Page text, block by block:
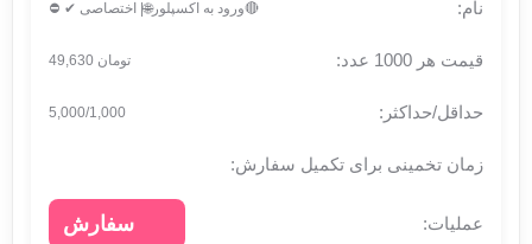
🔴ورود به اکسپلور🌐| اختصاصی ✔ ⛔
تومان 49,630
5,000/1,000
سفارش